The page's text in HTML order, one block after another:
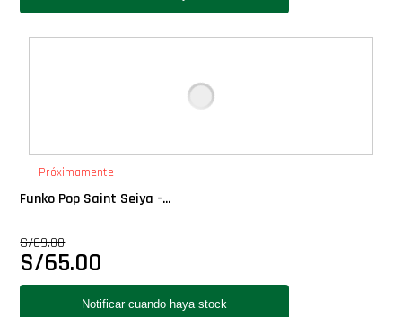
Próximamente
Funko Pop Saint Seiya -...
S/69.00
S/65.00